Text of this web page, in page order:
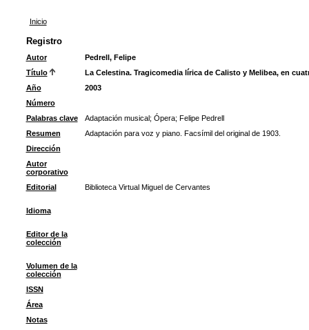
Inicio
Registro
Autor
Pedrell, Felipe
Título
La Celestina. Tragicomedia lírica de Calisto y Melibea, en
Año
2003
Número
Palabras clave
Adaptación musical; Ópera; Felipe Pedrell
Resumen
Adaptación para voz y piano. Facsímil del original de 1903.
Dirección
Autor
corporativo
Editorial
Biblioteca Virtual Miguel de Cervantes
Idioma
Editor de la
colección
Volumen de la
colección
ISSN
Área
Notas